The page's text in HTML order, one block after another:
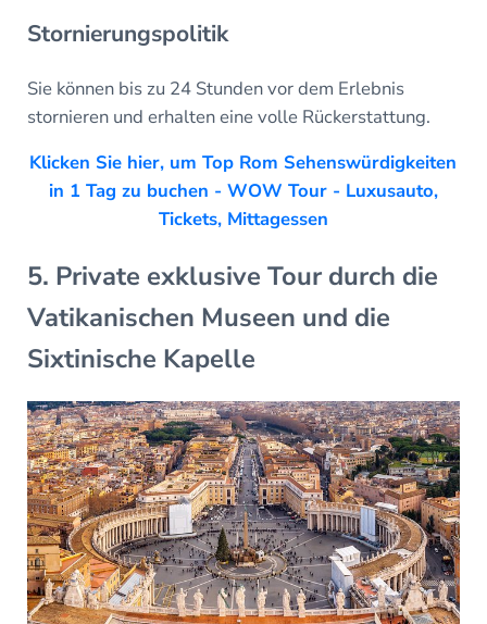
Stornierungspolitik
Sie können bis zu 24 Stunden vor dem Erlebnis
stornieren und erhalten eine volle Rückerstattung.
Klicken Sie hier, um Top Rom Sehenswürdigkeiten
in 1 Tag zu buchen - WOW Tour - Luxusauto,
Tickets, Mittagessen
5. Private exklusive Tour durch die
Vatikanischen Museen und die
Sixtinische Kapelle